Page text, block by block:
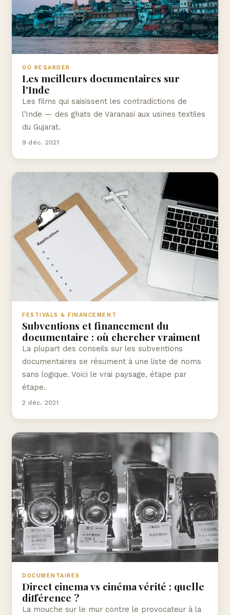
OÙ REGARDER
Les meilleurs documentaires sur
l'Inde
Les films qui saisissent les contradictions de
l'Inde — des ghats de Varanasi aux usines textiles
du Gujarat.
9 déc. 2021
FESTIVALS & FINANCEMENT
Subventions et financement du
documentaire : où chercher vraiment
La plupart des conseils sur les subventions
documentaires se résument à une liste de noms
sans logique. Voici le vrai paysage, étape par
étape.
2 déc. 2021
DOCUMENTAIRES
Direct cinema vs cinéma vérité : quelle
différence ?
La mouche sur le mur contre le provocateur à la